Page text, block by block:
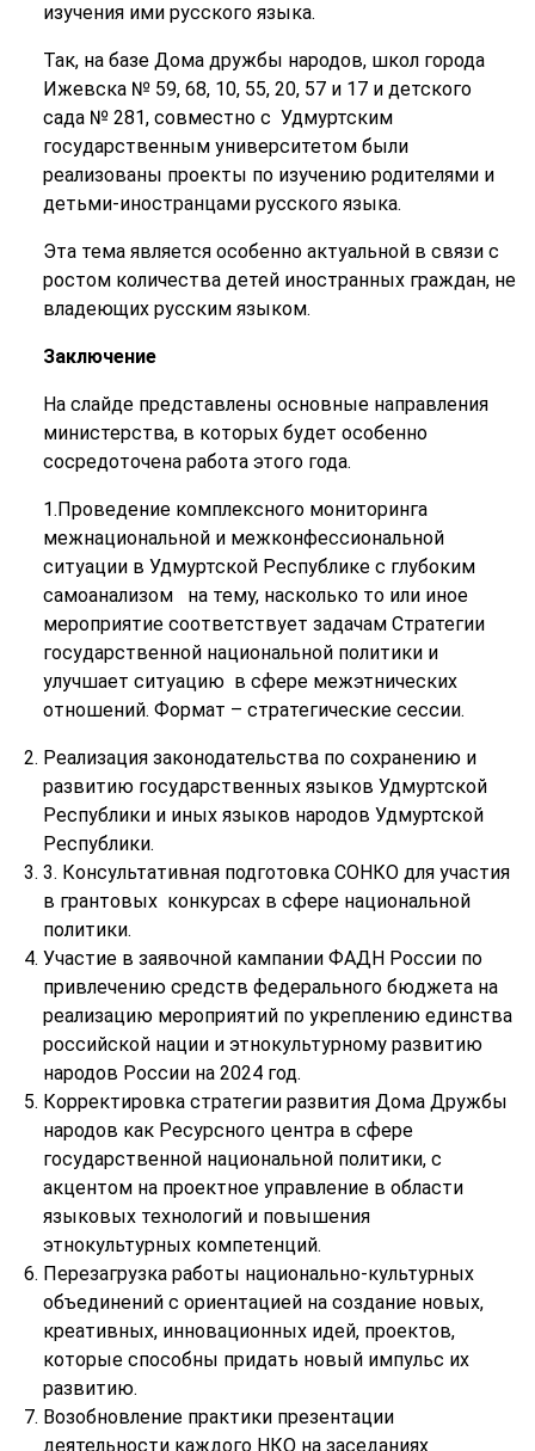
изучения ими русского языка.
Так, на базе Дома дружбы народов, школ города
Ижевска № 59, 68, 10, 55, 20, 57 и 17 и детского
сада № 281, совместно с Удмуртским
государственным университетом были
реализованы проекты по изучению родителями и
детьми-иностранцами русского языка.
Эта тема является особенно актуальной в связи с
ростом количества детей иностранных граждан, не
владеющих русским языком.
Заключение
На слайде представлены основные направления
министерства, в которых будет особенно
сосредоточена работа этого года.
1.Проведение комплексного мониторинга
межнациональной и межконфессиональной
ситуации в Удмуртской Республике с глубоким
самоанализом на тему, насколько то или иное
мероприятие соответствует задачам Стратегии
государственной национальной политики и
улучшает ситуацию в сфере межэтнических
отношений. Формат – стратегические сессии.
Реализация законодательства по сохранению и
развитию государственных языков Удмуртской
Республики и иных языков народов Удмуртской
Республики.
3. Консультативная подготовка СОНКО для участия
в грантовых конкурсах в сфере национальной
политики.
Участие в заявочной кампании ФАДН России по
привлечению средств федерального бюджета на
реализацию мероприятий по укреплению единства
российской нации и этнокультурному развитию
народов России на 2024 год.
Корректировка стратегии развития Дома Дружбы
народов как Ресурсного центра в сфере
государственной национальной политики, с
акцентом на проектное управление в области
языковых технологий и повышения
этнокультурных компетенций.
Перезагрузка работы национально-культурных
объединений с ориентацией на создание новых,
креативных, инновационных идей, проектов,
которые способны придать новый импульс их
развитию.
Возобновление практики презентации
деятельности каждого НКО на заседаниях